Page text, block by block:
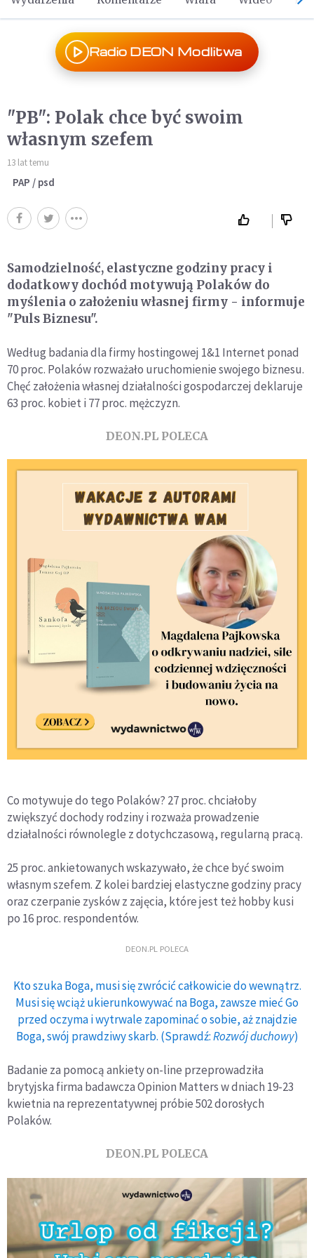
Radio DEON Modlitwa
"PB": Polak chce być swoim
własnym szefem
13 lat temu
PAP / psd
Samodzielność, elastyczne godziny pracy i
dodatkowy dochód motywują Polaków do
myślenia o założeniu własnej firmy - informuje
"Puls Biznesu".
Według badania dla firmy hostingowej 1&1 Internet ponad
70 proc. Polaków rozważało uruchomienie swojego biznesu.
Chęć założenia własnej działalności gospodarczej deklaruje
63 proc. kobiet i 77 proc. mężczyzn.
DEON.PL POLECA
Co motywuje do tego Polaków? 27 proc. chciałoby
zwiększyć dochody rodziny i rozważa prowadzenie
działalności równolegle z dotychczasową, regularną pracą.
25 proc. ankietowanych wskazywało, że chce być swoim
własnym szefem. Z kolei bardziej elastyczne godziny pracy
oraz czerpanie zysków z zajęcia, które jest też hobby kusi
po 16 proc. respondentów.
DEON.PL POLECA
Kto szuka Boga, musi się zwrócić całkowicie do wewnątrz.
Musi się wciąż ukierunkowywać na Boga, zawsze mieć Go
przed oczyma i wytrwale zapominać o sobie, aż znajdzie
Boga, swój prawdziwy skarb. (Sprawdź:Rozwój duchowy)
Badanie za pomocą ankiety on-line przeprowadziła
brytyjska firma badawcza Opinion Matters w dniach 19-23
kwietnia na reprezentatywnej próbie 502 dorosłych
Polaków.
DEON.PL POLECA